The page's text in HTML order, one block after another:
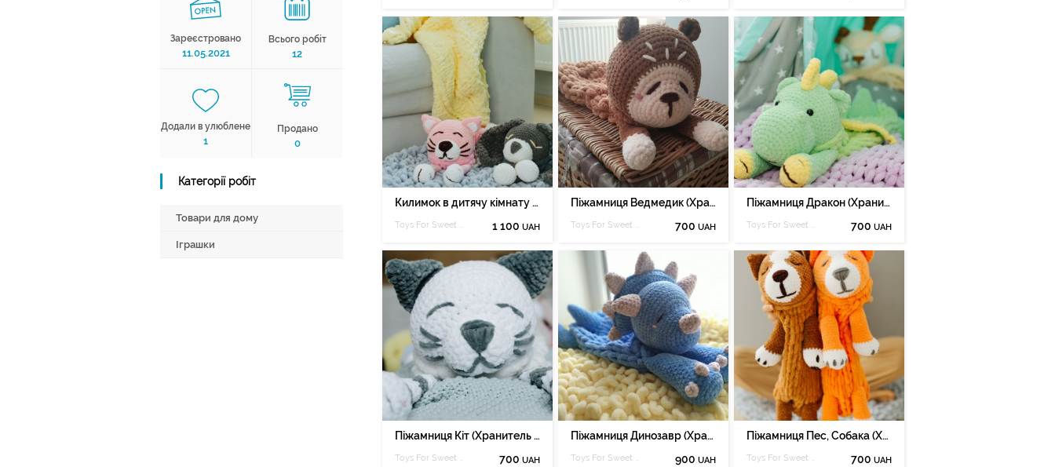
Зареєстровано
11.05.2021
Всього робіт
12
Додали в улюблене
1
Продано
0
Категорії робіт
Товари для дому
Іграшки
Килимок в дитячу кімнату з Alize Puffy
Toys For Sweet Dreamer 1 100 UAH
Піжамниця Ведмедик (Хранитель Піжам), іграшка для сну.
Toys For Sweet Dreamer 700 UAH
Піжамниця Дракон (Хранитель Піжам), іграшка для сну.
Toys For Sweet Dreamer 700 UAH
Піжамниця Кіт (Хранитель Піжам), іграшка для сну.
Toys For Sweet Dreamer 700 UAH
Піжамниця Динозавр (Хранитель Піжам), іграшка для сну.
Toys For Sweet Dreamer 900 UAH
Піжамниця Пес, Собака (Хранитель Піжам), іграшка для сну.
Toys For Sweet Dreamer 700 UAH